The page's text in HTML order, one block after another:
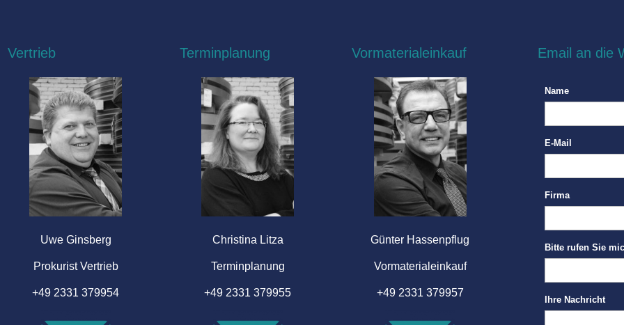
Vertrieb
Uwe Ginsberg
Prokurist Vertrieb
+49 2331 379954
Terminplanung
Christina Litza
Terminplanung
+49 2331 379955
Vormaterialeinkauf
Günter Hassenpflug
Vormaterialeinkauf
+49 2331 379957
Email an die
Name
E-Mail
Firma
Bitte rufen Sie
Ihre Nachricht